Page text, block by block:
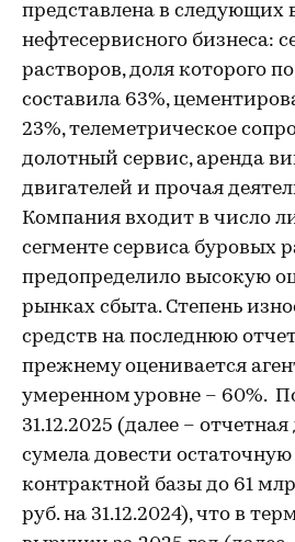
представлена в следующих
нефтесервисного бизнеса:
растворов, доля которого
составила 63%,
23%, телеметрическое
долотный сервис, аренда
двигателей и прочая
Компания входит в число
сегменте сервиса буровых
предопределило высокую
рынках сбыта. Степень
средств на последнюю
прежнему оценивается
умеренном уровне – 60%.
31.12.2025 (далее –
сумела довести
контрактной базы до 61
руб. на 31.12.2024), что в